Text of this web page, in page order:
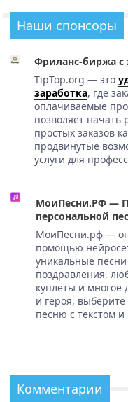
Наши спонсоры
Фриланс-биржа с
TipTop.org — это
заработка, где
оплачиваемые
позволяет начать
простых заказов
продвинутые
услуги для
МоиПесни.РФ —
персональной
МоиПесни.рф —
помощью
уникальные
поздравления,
куплеты и многое
и героя,
песню с текстом и
Комментарии